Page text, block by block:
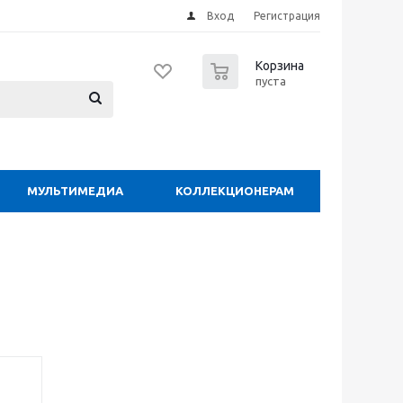
Вход Регистрация
Корзина
пуста
МУЛЬТИМЕДИА КОЛЛЕКЦИОНЕРАМ